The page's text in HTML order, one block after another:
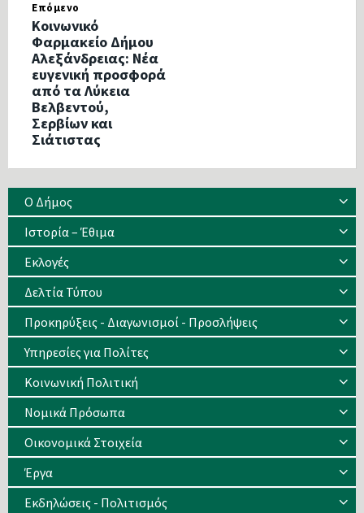
Επόμενο
Κοινωνικό
Φαρμακείο Δήμου
Αλεξάνδρειας: Νέα
ευγενική προσφορά
από τα Λύκεια
Βελβεντού,
Σερβίων και
Σιάτιστας
Ο Δήμος
Ιστορία – Έθιμα
Eκλογές
Δελτία Τύπου
Προκηρύξεις - Διαγωνισμοί - Προσλήψεις
Υπηρεσίες για Πολίτες
Κοινωνική Πολιτική
Νομικά Πρόσωπα
Οικονομικά Στοιχεία
Έργα
Εκδηλώσεις - Πολιτισμός